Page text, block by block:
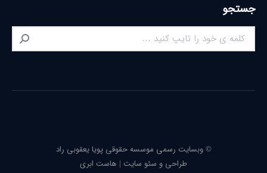
جستجو
Search:
© وبسایت رسمی موسسه حقوقی پویا یعقوبی راد
طراحی و سئو سایت | هاست ابری